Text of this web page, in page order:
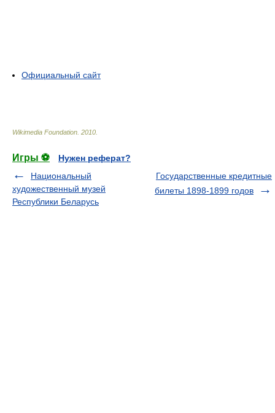
Официальный сайт
Wikimedia Foundation. 2010.
Игры ⚽
Нужен реферат?
Национальный
художественный музей
Республики Беларусь
Государственные кредитные
билеты 1898-1899 годов